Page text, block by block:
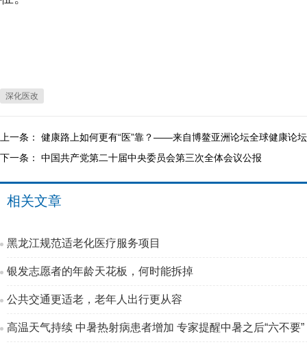
深化医改
上一条： 健康路上如何更有“医”靠？——来自博鳌亚洲论坛全球健康论
下一条： 中国共产党第二十届中央委员会第三次全体会议公报
相关文章
黑龙江规范适老化医疗服务项目
银发志愿者的年龄天花板，何时能拆掉
公共交通更适老，老年人出行更从容
高温天气持续 中暑热射病患者增加 专家提醒中暑之后“六不要”